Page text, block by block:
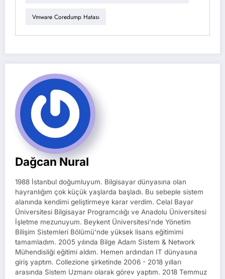
Vmware Coredump Hatası
Dağcan Nural
1988 İstanbul doğumluyum. Bilgisayar dünyasına olan
hayranlığım çok küçük yaşlarda başladı. Bu sebeple sistem
alanında kendimi geliştirmeye karar verdim. Celal Bayar
Üniversitesi Bilgisayar Programcılığı ve Anadolu Üniversitesi
İşletme mezunuyum. Beykent Üniversitesi'nde Yönetim
Bilişim Sistemleri Bölümü'nde yüksek lisans eğitimimi
tamamladım. 2005 yılında Bilge Adam Sistem & Network
Mühendisliği eğitimi aldım. Hemen ardından IT dünyasına
giriş yaptım. Collezione şirketinde 2006 - 2018 yılları
arasında Sistem Uzmanı olarak görev yaptım. 2018 Temmuz